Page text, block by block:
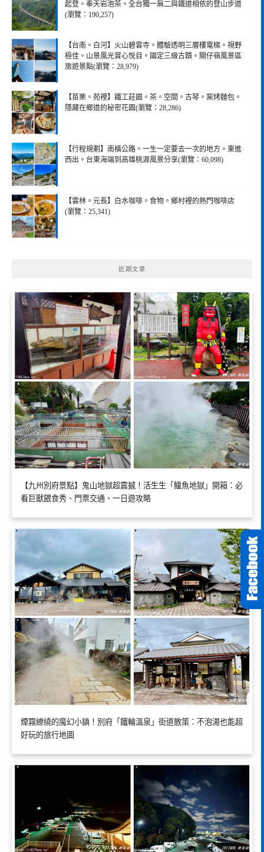
起登。奉天岩泡茶。全台獨一無二與鐵道相依的登山步道
(瀏覽：190,257)
【台南。白河】火山碧雲寺。體驗透明三層樓電梯。視野
極佳。山景風光賞心悅目。國定三級古蹟。關仔嶺風景區
旅遊景點(瀏覽：28,979)
【苗栗。苑裡】鐵工莊園。茶。空間。古琴。窯烤麵包。
隱藏在鄉道的秘密花園(瀏覽：28,286)
【行程規劃】南橫公路。一生一定要去一次的地方。東進
西出。台東海端到高雄桃源風景分享(瀏覽：60,098)
【雲林。元長】白水咖啡。食物。鄉村裡的熱門咖啡店
(瀏覽：25,341)
近期文章
【九州別府景點】鬼山地獄超震撼！活生生「鱷魚地獄」開箱：必
看巨獸餵食秀、門票交通、一日遊攻略
煙霧繚繞的魔幻小鎮！別府「鐵輪溫泉」街道散策：不泡湯也能超
好玩的旅行地圖